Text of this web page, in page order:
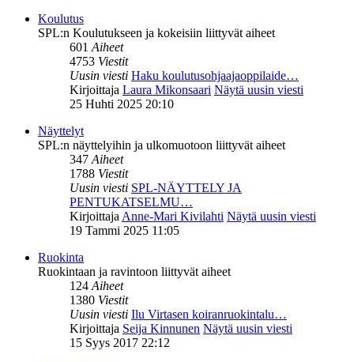
Koulutus
SPL:n Koulutukseen ja kokeisiin liittyvät aiheet
601Aiheet
4753 Viestit
Uusin viesti Haku koulutusohjaajaoppilaide…
Kirjoittaja Laura Mikonsaari Näytä uusin viesti
25 Huhti 2025 20:10
Näyttelyt
SPL:n näyttelyihin ja ulkomuotoon liittyvät aiheet
347Aiheet
1788 Viestit
Uusin viesti SPL-NÄYTTELY JA
PENTUKATSELMU…
KirjoittajaAnne-Mari Kivilahti Näytä uusin viesti
19 Tammi 2025 11:05
Ruokinta
Ruokintaan ja ravintoon liittyvät aiheet
124Aiheet
1380 Viestit
Uusin viesti Ilu Virtasen koiranruokintalu…
Kirjoittaja Seija Kinnunen Näytä uusin viesti
15 Syys 2017 22:12